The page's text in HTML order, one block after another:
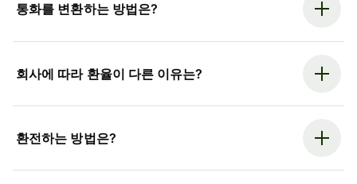
통화를 변환하는 방법은?
회사에 따라 환율이 다른 이유는?
환전하는 방법은?